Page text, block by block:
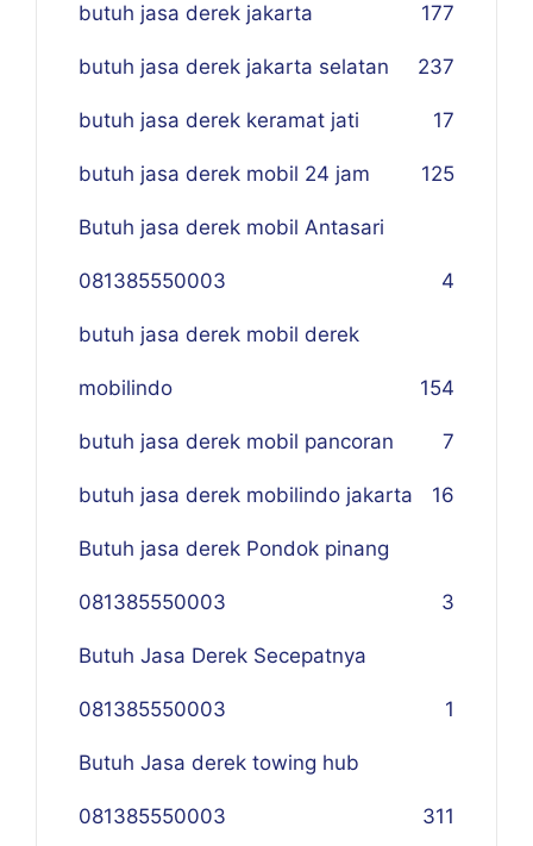
butuh jasa derek jakarta 177
butuh jasa derek jakarta selatan 237
butuh jasa derek keramat jati 17
butuh jasa derek mobil 24 jam 125
Butuh jasa derek mobil Antasari
081385550003 4
butuh jasa derek mobil derek
mobilindo 154
butuh jasa derek mobil pancoran 7
butuh jasa derek mobilindo jakarta 16
Butuh jasa derek Pondok pinang
081385550003 3
Butuh Jasa Derek Secepatnya
081385550003 1
Butuh Jasa derek towing hub
081385550003 311